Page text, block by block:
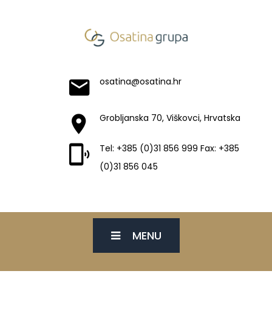
osatina@osatina.hr
Grobljanska 70, Viškovci, Hrvatska
Tel: +385 (0)31 856 999 Fax: +385
(0)31 856 045
MENU